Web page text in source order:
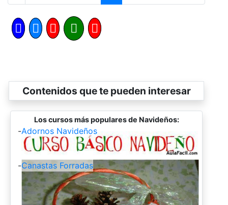
Contenidos que te pueden interesar
Los cursos más populares de Navideños:
-Adornos Navideños
-Canastas Forradas